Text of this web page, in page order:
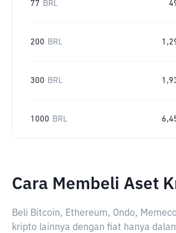
77 BRL
200 BRL
300 BRL
1000 BRL
Cara Membeli Aset
Beli Bitcoin, Ethereum, Ondo,
kripto lainnya dengan fiat hanya